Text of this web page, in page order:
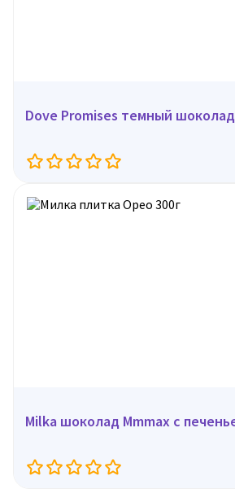
Dove Promises
Milka шоколад Mmmax с